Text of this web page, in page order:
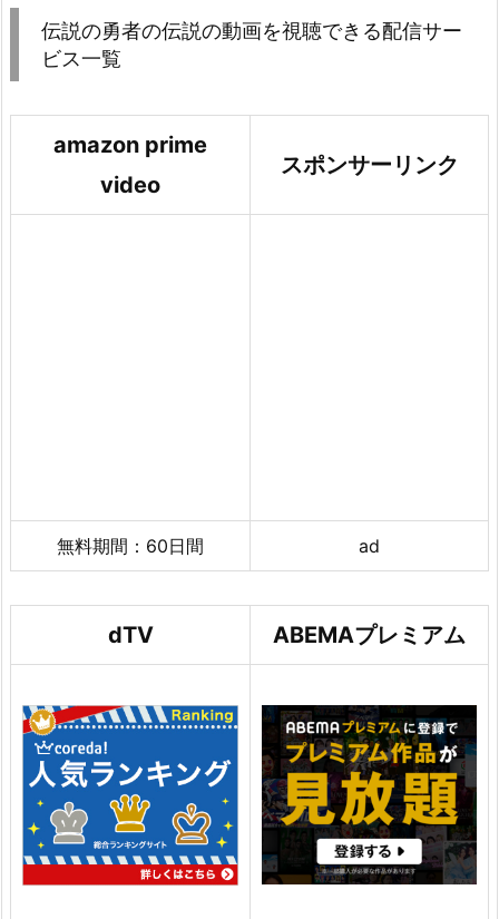
伝説の勇者の伝説の動画を視聴できる配信サー
ビス一覧
amazon prime
video
スポンサーリンク
無料期間：60日間 ad
dTV ABEMAプレミアム